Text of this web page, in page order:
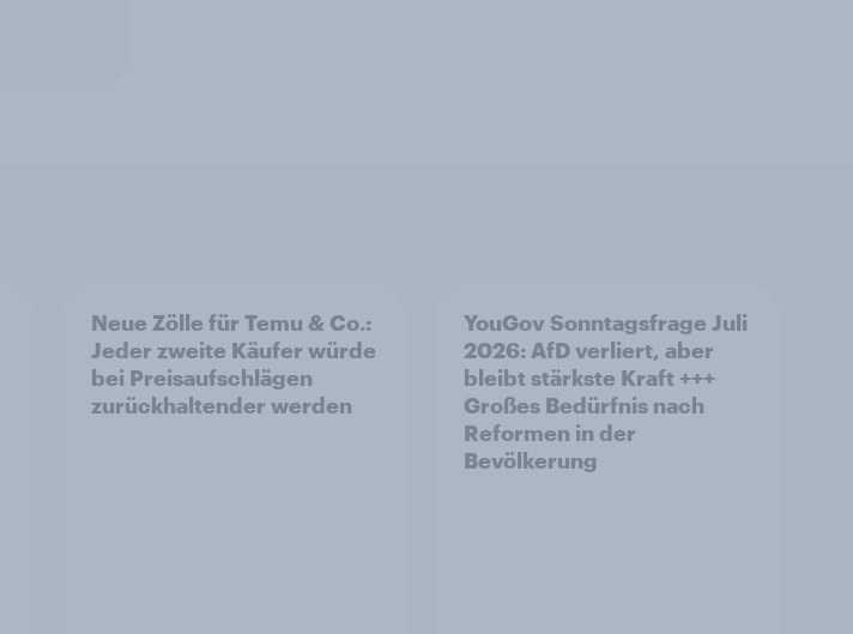
Neue Zölle für Temu & Co.:
Jeder zweite Käufer würde
bei Preisaufschlägen
zurückhaltender werden
YouGov Sonntagsfrage Juli
2026: AfD verliert, aber
bleibt stärkste Kraft +++
Großes Bedürfnis nach
Reformen in der
Bevölkerung